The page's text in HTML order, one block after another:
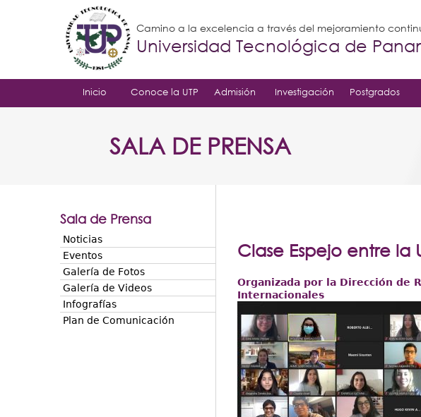
Camino a la excelencia a través del mejoramiento
Universidad Tecnológica de
Inicio Conoce la UTP Admisión Investigación Postgrados
SALA DE PRENSA
Clase Espejo entre la
Organizada por la Dirección de
Internacionales
Sala de Prensa
Noticias
Eventos
Galería de Fotos
Galería de Videos
Infografías
Plan de Comunicación